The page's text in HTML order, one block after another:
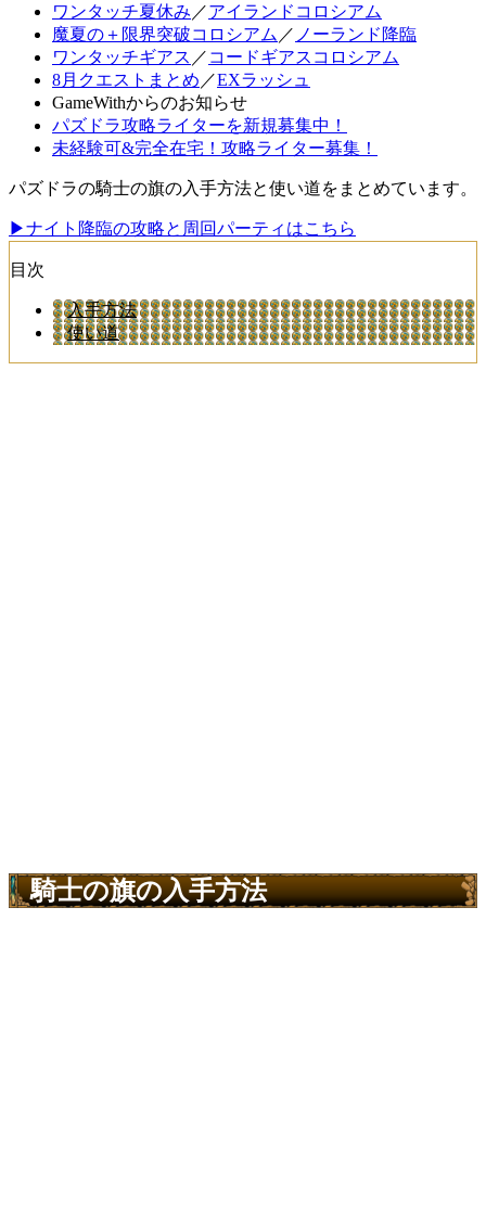
ワンタッチ夏休み ／アイランドコロシアム
魔夏の＋限界突破コロシアム ／ ノーランド降臨
ワンタッチギアス ／ コードギアスコロシアム
8月クエストまとめ ／EXラッシュ
GameWithからのお知らせ
パズドラ攻略ライターを新規募集中！
未経験可&完全在宅！攻略ライター募集！
パズドラの騎士の旗の入手方法と使い道をまとめています。
▶ナイト降臨の攻略と周回パーティはこちら
目次
入手方法
使い道
騎士の旗の入手方法